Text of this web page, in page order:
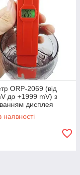
ORP-2069 (від
до +1999 mV) з
дисплея